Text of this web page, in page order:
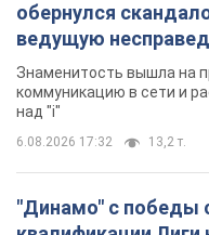
обернулся
ведущую
Знаменитость вышла на
коммуникацию в сети и
над "i"
6.08.2026 17:32 13,2 т.
"Динамо" с победы